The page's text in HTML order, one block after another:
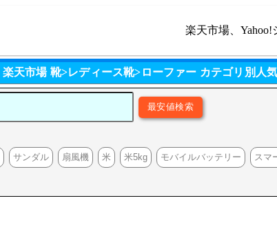
楽天市場、
楽天市場 靴>レディース靴>ローファー カテゴリ別人
サンダル 扇風機 米 米5kg モバイルバッテリー スマ